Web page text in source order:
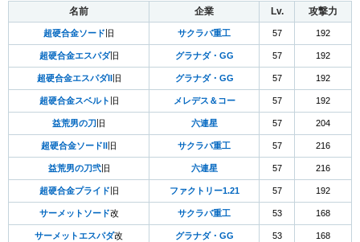
名前 企業 Lv. 攻撃力
超硬合金ソード 旧 サクラバ重工 57 192
超硬合金エスパダ旧 グラナダ・GG 57 192
超硬合金エスパダII 旧 グラナダ・GG 57 192
超硬合金スベルト 旧 メレデス＆コー 57 192
益荒男の刀 旧 六連星 57 204
超硬合金ソードII 旧 サクラバ重工 57 216
益荒男の刀弐旧 六連星 57 216
超硬合金プライド 旧 ファクトリー1.21 57 192
サーメットソード改 サクラバ重工 53 168
サーメットエスパダ改 グラナダ・GG 53 168